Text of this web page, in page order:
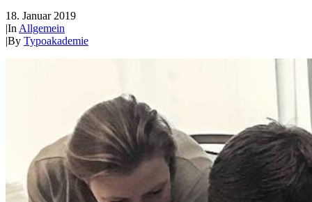
18. Januar 2019
|In Allgemein
|By Typoakademie